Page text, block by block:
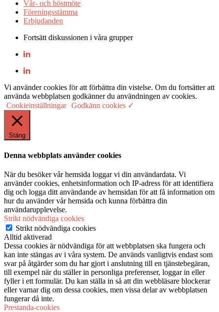
Vår- och höstmöte
Föreningsstämma
Erbjudanden
Fortsätt diskussionen i våra grupper
Vi använder cookies för att förbättra din vistelse. Om du fortsätter att
använda webbplatsen godkänner du användningen av cookies.
Cookieinställningar Godkänn cookies ✓
Stäng
Denna webbplats använder cookies
När du besöker vår hemsida loggar vi din användardata. Vi
använder cookies, enhetsinformation och IP-adress för att identifiera
dig och logga ditt användande av hemsidan för att få information om
hur du använder vår hemsida och kunna förbättra din
användarupplevelse.
Strikt nödvändiga cookies
Strikt nödvändiga cookies
Alltid aktiverad
Dessa cookies är nödvändiga för att webbplatsen ska fungera och
kan inte stängas av i våra system. De används vanligtvis endast som
svar på åtgärder som du har gjort i anslutning till en tjänstebegäran,
till exempel när du ställer in personliga preferenser, loggar in eller
fyller i ett formulär. Du kan ställa in så att din webbläsare blockerar
eller varnar dig om dessa cookies, men vissa delar av webbplatsen
fungerar då inte.
Prestanda-cookies